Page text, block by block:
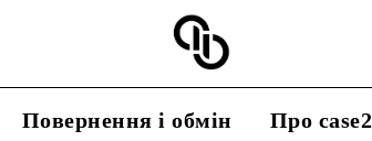
Повернення і обмін Про